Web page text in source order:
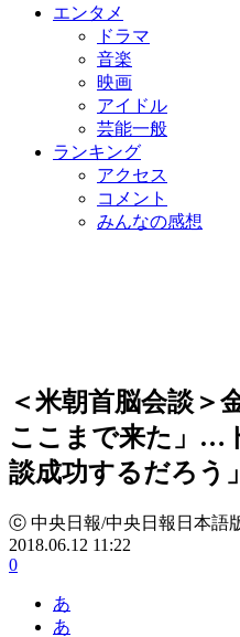
エンタメ
ドラマ
音楽
映画
アイドル
芸能一般
ランキング
アクセス
コメント
みんなの感想
＜米朝首脳会談＞
ここまで来た」…
談成功するだろう」
ⓒ 中央日報/中央日報日本語
2018.06.12 11:22
0
あ
あ